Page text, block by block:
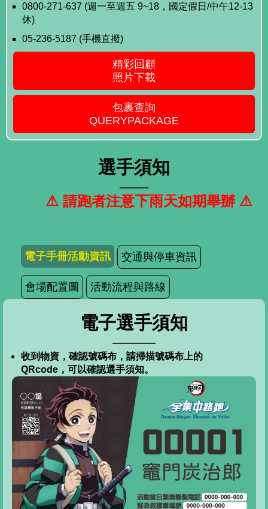
選手須知
⚠ 請跑者注意下雨天如期舉辦 ⚠
電子手冊活動資訊 交通與停車資訊
會場配置圖 活動流程與路線
電子選手須知
收到物資，確認號碼布，請掃描號碼布上的
QRcode，可以確認選手須知。
0800-271-637 (週一至週五 9~18，國定假日/中午12-13
休)
05-236-5187 (手機直撥)
精彩回顧
照片下載
包裹查詢
QUERYPACKAGE